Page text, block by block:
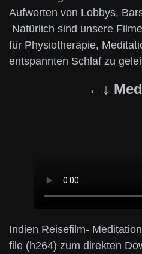
Aufwerten von Lobbys,
Natürlich sind unsere
für Physiotherapie,
entspannten Schlaf zu
←↓
Indien Reisefilm-
file (h264) zum direkten